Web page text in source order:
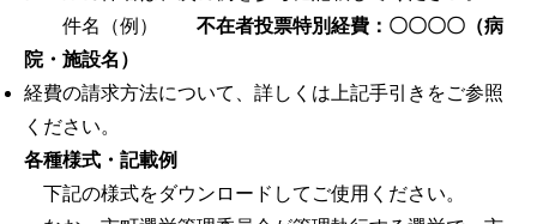
件名（例） 不在者投票特別経費：〇〇〇〇（病
院・施設名）
経費の請求方法について、詳しくは上記手引きをご参照
ください。
各種様式・記載例
下記の様式をダウンロードしてご使用ください。